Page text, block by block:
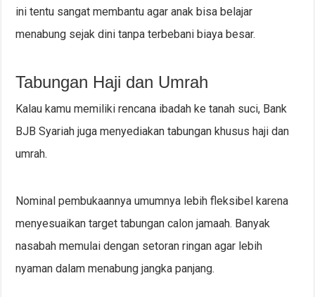
ini tentu sangat membantu agar anak bisa belajar
menabung sejak dini tanpa terbebani biaya besar.
Tabungan Haji dan Umrah
Kalau kamu memiliki rencana ibadah ke tanah suci, Bank
BJB Syariah juga menyediakan tabungan khusus haji dan
umrah.
Nominal pembukaannya umumnya lebih fleksibel karena
menyesuaikan target tabungan calon jamaah. Banyak
nasabah memulai dengan setoran ringan agar lebih
nyaman dalam menabung jangka panjang.